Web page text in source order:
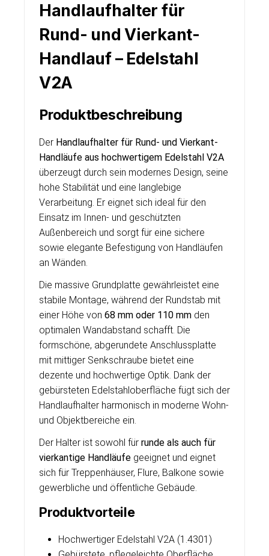
Handlaufhalter für
Rund- und Vierkant-
Handlauf – Edelstahl
V2A
Produktbeschreibung
Der Handlaufhalter für Rund- und Vierkant-
Handläufe aus hochwertigem Edelstahl V2A
überzeugt durch sein modernes Design, seine
hohe Stabilität und eine langlebige
Verarbeitung. Er eignet sich ideal für den
Einsatz im Innen- und geschützten
Außenbereich und sorgt für eine sichere
sowie elegante Befestigung von Handläufen
an Wänden.
Die massive Grundplatte gewährleistet eine
stabile Montage, während der Rundstab mit
einer Höhe von 68 mm oder 110 mm den
optimalen Wandabstand schafft. Die
formschöne, abgerundete Anschlussplatte
mit mittiger Senkschraube bietet eine
dezente und hochwertige Optik. Dank der
gebürsteten Edelstahloberfläche fügt sich der
Handlaufhalter harmonisch in moderne Wohn-
und Objektbereiche ein.
Der Halter ist sowohl für runde als auch für
vierkantige Handläufe geeignet und eignet
sich für Treppenhäuser, Flure, Balkone sowie
gewerbliche und öffentliche Gebäude.
Produktvorteile
Hochwertiger Edelstahl V2A (1.4301)